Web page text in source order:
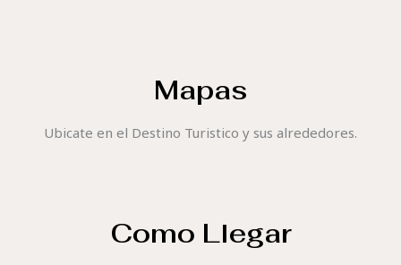
Mapas
Ubicate en el Destino Turistico y sus alrededores.
Como Llegar